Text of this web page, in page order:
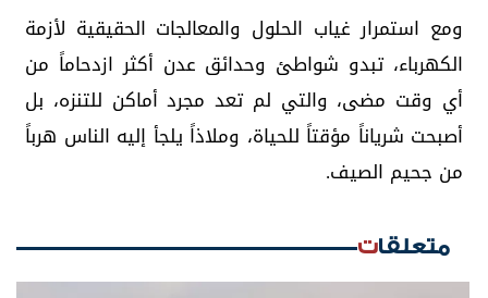
ومع استمرار غياب الحلول والمعالجات الحقيقية لأزمة
الكهرباء، تبدو شواطئ وحدائق عدن أكثر ازدحاماً من
أي وقت مضى، والتي لم تعد مجرد أماكن للتنزه، بل
أصبحت شرياناً مؤقتاً للحياة، وملاذاً يلجأ إليه الناس هرباً
من جحيم الصيف.
متعلقات